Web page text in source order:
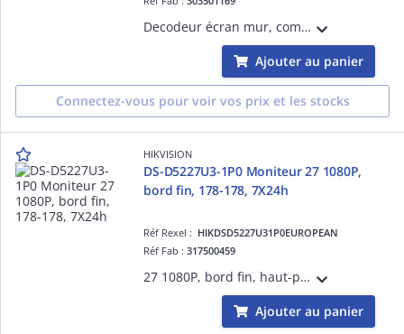
Decodeur écran mur, compatible avec plusieurs entrée, et sortie UHD 4K, nombre d'écran MAX: 4
Ajouter au panier
Connectez-vous pour voir vos prix et les stocks
HIKVISION
DS-D5227U3-1P0 Moniteur 27 1080P,
bord fin, 178-178, 7X24h
Réf Rexel : HIKDSD5227U31P0EUROPEAN
Réf Fab :317500459
27 1080P, bord fin, haut-parleur intégré, entrée HDMI-VGA, angle de vue : 178°-178°, 300 cd-m², boîtier en plastique, VESA, support de base inclus, 7X24h
Ajouter au panier